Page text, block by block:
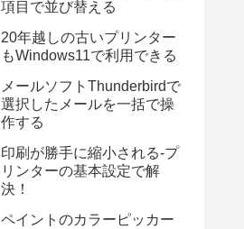
項目で並び替える
20年越しの古いプリンター
もWindows11で利用できる
メールソフトThunderbirdで
選択したメールを一括で操
作する
印刷が勝手に縮小される-プ
リンターの基本設定で解
決！
ペイントのカラーピッカー